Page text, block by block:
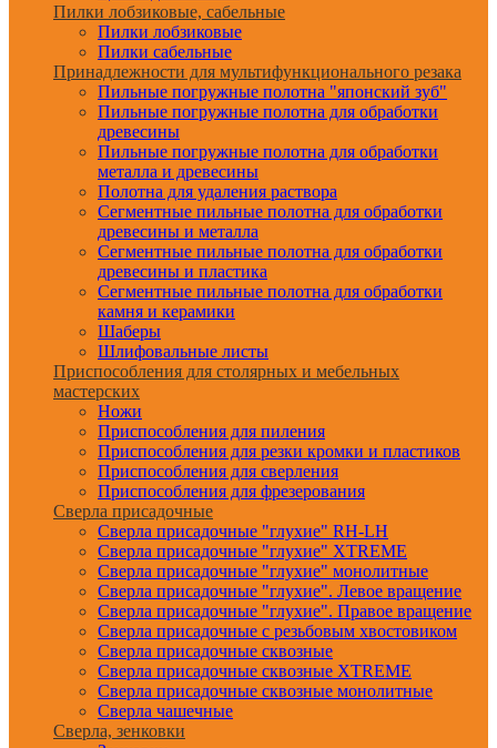
Пилки лобзиковые, сабельные
Пилки лобзиковые
Пилки сабельные
Принадлежности для мультифункционального резака
Пильные погружные полотна "японский зуб"
Пильные погружные полотна для обработки
древесины
Пильные погружные полотна для обработки
металла и древесины
Полотна для удаления раствора
Сегментные пильные полотна для обработки
древесины и металла
Сегментные пильные полотна для обработки
древесины и пластика
Сегментные пильные полотна для обработки
камня и керамики
Шаберы
Шлифовальные листы
Приспособления для столярных и мебельных
мастерских
Ножи
Приспособления для пиления
Приспособления для резки кромки и пластиков
Приспособления для сверления
Приспособления для фрезерования
Сверла присадочные
Сверла присадочные "глухие" RH-LH
Сверла присадочные "глухие" XTREME
Сверла присадочные "глухие" монолитные
Сверла присадочные "глухие". Левое вращение
Сверла присадочные "глухие". Правое вращение
Сверла присадочные с резьбовым хвостовиком
Сверла присадочные сквозные
Сверла присадочные сквозные XTREME
Сверла присадочные сквозные монолитные
Сверла чашечные
Сверла, зенковки